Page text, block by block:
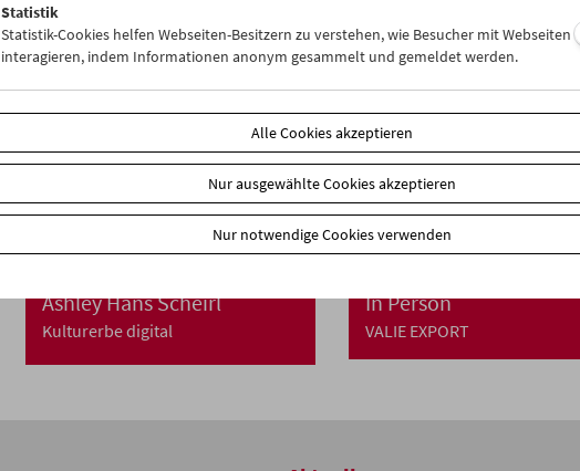
Aus unseren Sammlungen
Ashley Hans Scheirl
Kulturerbe digital
In Person
VALIE EXPORT
Statistik
Statistik-Cookies helfen Webseiten-Besitzern zu verstehen, wie Besucher mit Webseiten
interagieren, indem Informationen anonym gesammelt und gemeldet werden.
Alle Cookies akzeptieren
Nur ausgewählte Cookies akzeptieren
Nur notwendige Cookies verwenden